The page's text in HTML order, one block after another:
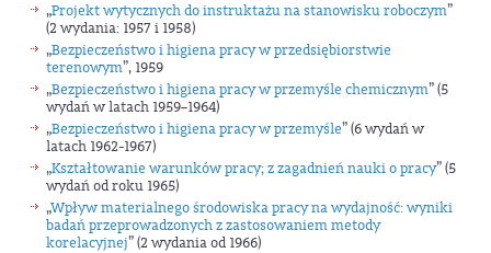
„Projekt wytycznych do instruktażu na stanowisku roboczym”
(2 wydania: 1957 i 1958)
„Bezpieczeństwo i higiena pracy w przedsiębiorstwie
terenowym”, 1959
„Bezpieczeństwo i higiena pracy w przemyśle chemicznym” (5
wydań w latach 1959–1964)
„Bezpieczeństwo i higiena pracy w przemyśle” (6 wydań w
latach 1962-1967)
„Kształtowanie warunków pracy; z zagadnień nauki o pracy” (5
wydań od roku 1965)
„Wpływ materialnego środowiska pracy na wydajność: wyniki
badań przeprowadzonych z zastosowaniem metody
korelacyjnej” (2 wydania od 1966)